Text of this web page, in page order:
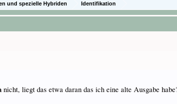
und spezielle Hybriden Identifikation
nicht, liegt das etwa daran das ich eine alte Ausgabe